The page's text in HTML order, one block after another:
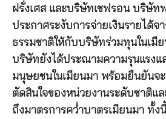
ฝรั่งเศส และบริษัทเชฟรอน บริษัท
ประกาศระงับการจ่ายเงินรายได้จ
ธรรมชาติให้กับบริษัทร่วมทุนในเมี
บริษัทยังได้ประณามความรุนแรงแ
มนุษยชนในเมียนมา พร้อมยืนยันจ
ตัดสินใจของหน่วยงานระดับชาติแล
ถึงมาตรการคว่ำบาตรเมียนมา ทั้